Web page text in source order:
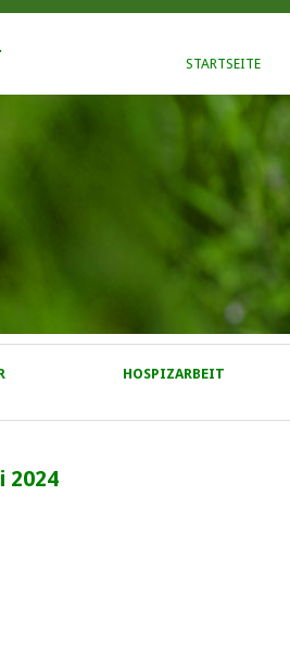
STARTSEITE
HOSPIZARBEIT
2024